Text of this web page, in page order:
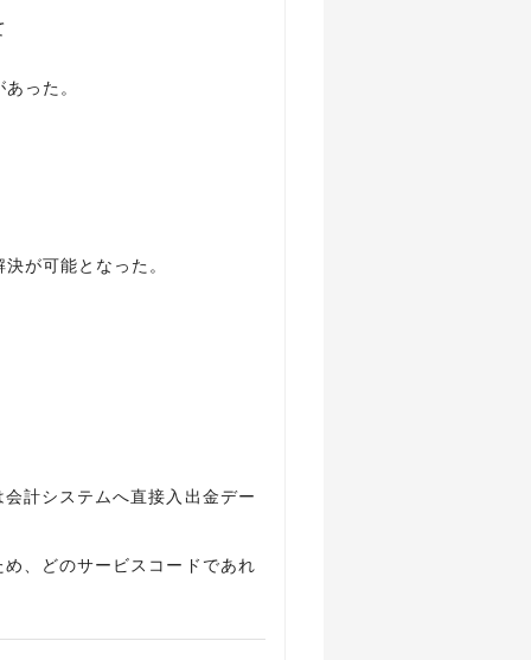
った。
が可能となった。
計システムへ直接入出金デー
、どのサービスコードであれ